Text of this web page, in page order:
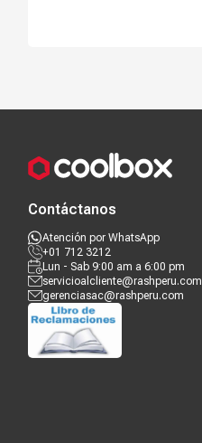
Contáctanos
Atención por WhatsApp
+01 712 3212
Lun - Sab 9:00 am a 6:00 pm
servicioalcliente@rashperu.com
gerenciasac@rashperu.com